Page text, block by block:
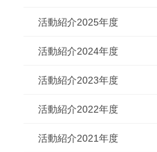
活動紹介2025年度
活動紹介2024年度
活動紹介2023年度
活動紹介2022年度
活動紹介2021年度